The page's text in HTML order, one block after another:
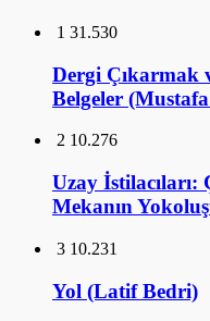
1 31.530
Dergi Çıkarmak
Belgeler
2 10.276
Uzay İstilacıları:
Mekanın
3 10.231
Yol (Latif Bedri)